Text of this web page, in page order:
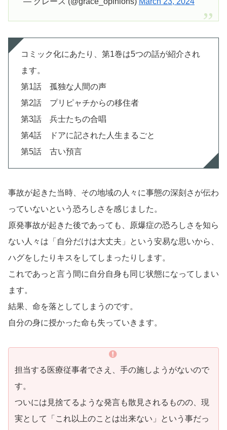
コミック化にあたり、第1巻は5つの話が紹介され
ます。
第1話 孤独な人間の声
第2話 プリピャチからの移住者
第3話 兵士たちの合唱
第4話 ドアに記された人生まるごと
第5話 古い預言
事故が起きた当時、その地域の人々に事態の深刻さが伝わ
っていないという恐ろしさを感じました。
原発事故が起きた後であっても、原爆症の恐ろしさを知ら
ない人々は「自分だけは大丈夫」という安易な思いから、
ハグをしたりキスをしてしまったりします。
これであっと言う間に自分自身も同じ状態になってしまい
ます。
結果、命を落としてしまうのです。
自分の身に授かった命も失っていきます。
担当する医療従事者でさえ、手の施しようがないので
す。
ついには見捨てるような発言も散見されるものの、現
実として「これ以上のことは出来ない」という事だっ